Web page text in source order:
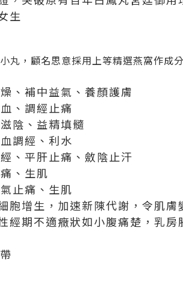
生
丸 ，顧名思意採用上等精選燕窩作成
、補中益氣、養顏護膚
、調經止痛
陰、益精填髓
調經、利水
、平肝止痛、斂陰止汗
、生肌
止痛、生肌
胞增生 ， 加速新陳代謝 ，令肌
經期不適癥狀如小腹痛楚，乳房